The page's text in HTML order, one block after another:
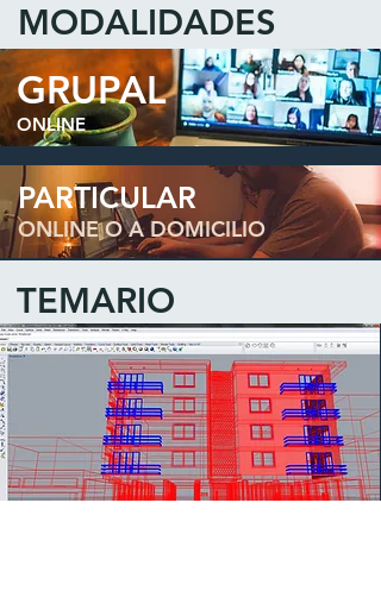
MODALIDADES
GRUPAL
ONLINE
PARTICULAR
ONLINE O A DOMICILIO
TEMARIO